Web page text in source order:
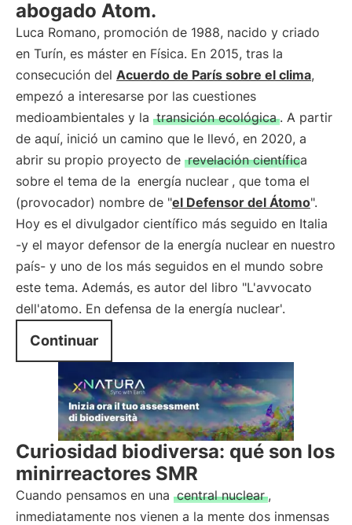
abogado Atom.
Luca Romano, promoción de 1988, nacido y criado
en Turín, es máster en Física. En 2015, tras la
consecución del Acuerdo de París sobre el clima,
empezó a interesarse por las cuestiones
medioambientales y la transición ecológica . A partir
de aquí, inició un camino que le llevó, en 2020, a
abrir su propio proyecto de revelación científica
sobre el tema de la energía nuclear , que toma el
(provocador) nombre de "el Defensor del Átomo".
Hoy es el divulgador científico más seguido en Italia
-y el mayor defensor de la energía nuclear en nuestro
país- y uno de los más seguidos en el mundo sobre
este tema. Además, es autor del libro "L'avvocato
dell'atomo. En defensa de la energía nuclear'.
Continuar
Curiosidad biodiversa: qué son los
minirreactores SMR
Cuando pensamos en una central nuclear ,
inmediatamente nos vienen a la mente dos inmensas